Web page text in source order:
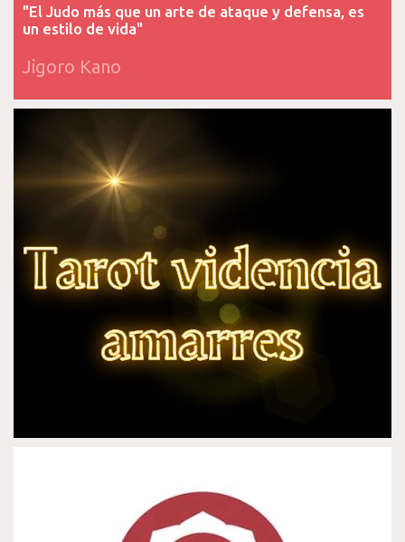
"El Judo más que un arte de ataque y defensa, es
un estilo de vida"
Jigoro Kano